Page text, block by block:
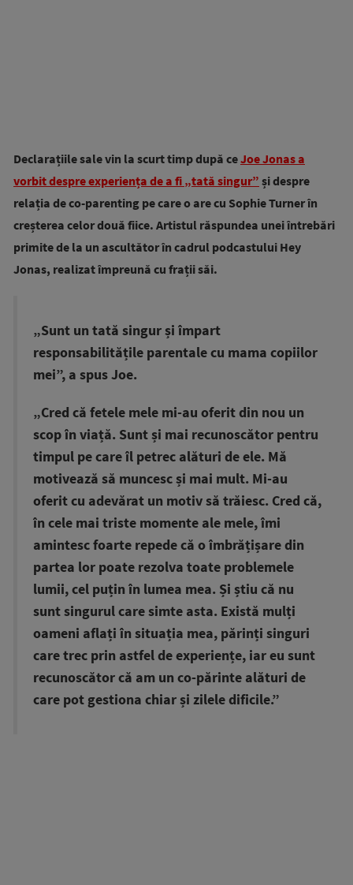
Declarațiile sale vin la scurt timp după ceJoe Jonas a
vorbit despre experiența de a fi „tată singur” și despre
relația de co-parenting pe care o are cu Sophie Turner în
creșterea celor două fiice. Artistul răspundea unei întrebări
primite de la un ascultător în cadrul podcastului Hey
Jonas, realizat împreună cu frații săi.
„Sunt un tată singur și împart
responsabilitățile parentale cu mama copiilor
mei”, a spus Joe.
„Cred că fetele mele mi-au oferit din nou un
scop în viață. Sunt și mai recunoscător pentru
timpul pe care îl petrec alături de ele. Mă
motivează să muncesc și mai mult. Mi-au
oferit cu adevărat un motiv să trăiesc. Cred că,
în cele mai triste momente ale mele, îmi
amintesc foarte repede că o îmbrățișare din
partea lor poate rezolva toate problemele
lumii, cel puțin în lumea mea. Și știu că nu
sunt singurul care simte asta. Există mulți
oameni aflați în situația mea, părinți singuri
care trec prin astfel de experiențe, iar eu sunt
recunoscător că am un co-părinte alături de
care pot gestiona chiar și zilele dificile.”